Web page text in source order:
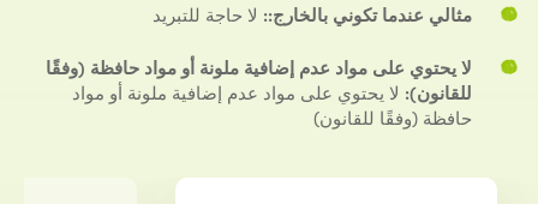
مثالي عندما تكوني بالخارج:: لا حاجة للتبريد
لا يحتوي على مواد عدم إضافية ملونة أو مواد حافظة (وفقًا
للقانون): لا يحتوي على مواد عدم إضافية ملونة أو مواد
حافظة (وفقًا للقانون)